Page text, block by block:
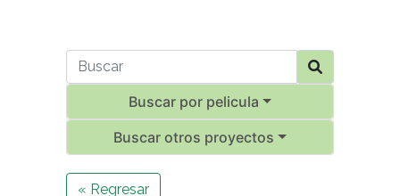
Buscar por pelicula
Buscar otros proyectos
« Regresar